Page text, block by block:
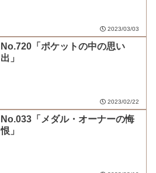
2023/03/03
No.720「ポケットの中の思い
出」
2023/02/22
No.033「メダル・オーナーの悔
恨」